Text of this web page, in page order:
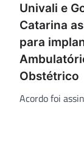
Univali e
Catarina
para
Obstétrico
Acordo foi